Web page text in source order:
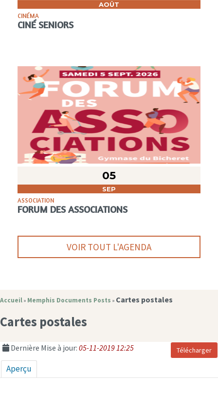
AOÛT
CINÉMA
CINÉ SENIORS
05
SEP
ASSOCIATION
FORUM DES ASSOCIATIONS
VOIR TOUT L'AGENDA
Accueil » Memphis Documents Posts » Cartes postales
Cartes postales
Télécharger
Dernière Mise à jour: 05-11-2019 12:25
Aperçu